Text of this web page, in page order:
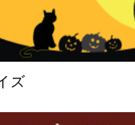
ズ